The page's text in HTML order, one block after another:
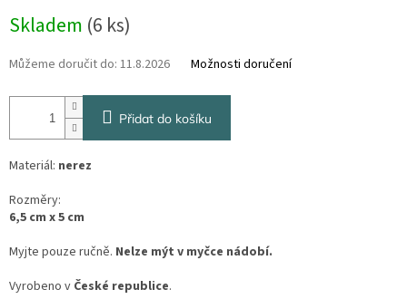
cena:
Skladem (6 ks)
Můžeme doručit do: 11.8.2026 Možnosti doručení
Přidat do košíku
Materiál: nerez
Rozměry:
6,5 cm x 5 cm
Myjte pouze ručně. Nelze mýt v myčce nádobí.
Vyrobeno v České republice.